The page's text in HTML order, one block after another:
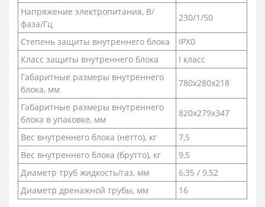
Напряжение электропитания, В/
фаза/Гц
230/1/50
Степень защиты внутреннего блока
IPX0
Класс защиты внутреннего блока
I класс
Габаритные размеры внутреннего
блока, мм
780x280x218
Габаритные размеры внутреннего
блока в упаковке, мм
820x279x347
Вес внутреннего блока (нетто), кг
7,5
Вес внутреннего блока (брутто), кг
9,5
Диаметр труб жидкость/газ, мм
6,35 / 9,52
Диаметр дренажной трубы, мм
16